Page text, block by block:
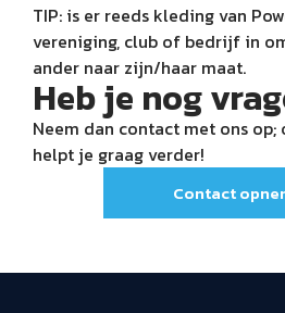
TIP: is er reeds kleding van
vereniging, club of bedrijf in
ander naar zijn/haar maat.
Heb je nog
Neem dan contact met ons op;
helpt je graag verder!
Contact